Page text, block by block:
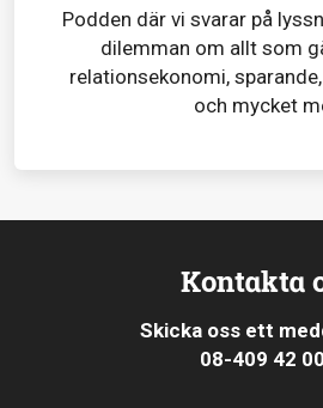
Podden där vi svarar på
dilemman om allt som
relationsekonomi,
och mycket
Kontakta
Skicka oss ett
08-409 42